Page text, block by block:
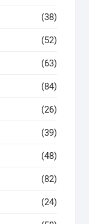
(38)
(52)
(63)
(84)
(26)
(39)
(48)
(82)
(24)